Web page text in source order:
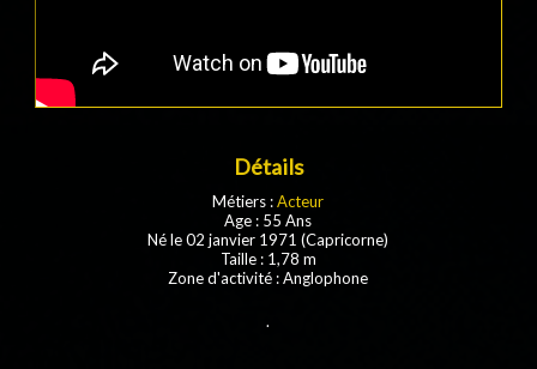
Détails
Métiers :Acteur
Age : 55 Ans
Né le 02 janvier 1971 (Capricorne)
Taille : 1,78 m
Zone d'activité : Anglophone
.